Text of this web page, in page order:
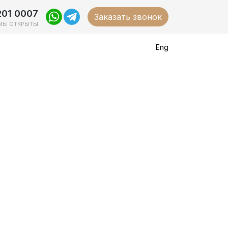
0007
ОТКРЫТЫ
Заказать звонок
Eng